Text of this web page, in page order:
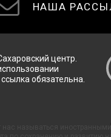
НАША
центр
обязательна.
нас называться